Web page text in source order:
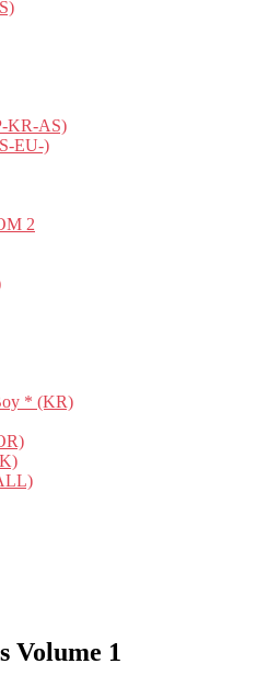
KR-AS)
EU-)
2
* (KR)
Volume 1